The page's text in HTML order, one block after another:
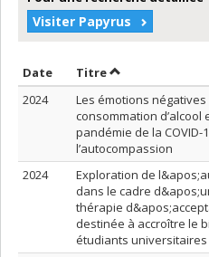
Visiter Papyrus
Date Trier par date en ordre
TitreTrier par titre
2024
Les émotions négatives
consommation
pandémie de la
l’autocompassion
2024
Exploration de
dans le cadre
thérapie
destinée à accroître le
étudiants universitaires